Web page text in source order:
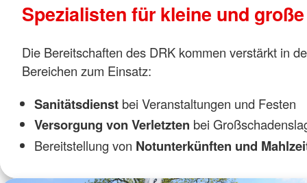
Spezialisten ­für kleine und
Die Bereitschaften des DRK kommen verstärkt in
Bereichen zum Einsatz:
Sanitätsdienst bei Veranstaltungen und Festen
Versorgung von Verletzten bei
Bereitstellung von Notunterkünften und